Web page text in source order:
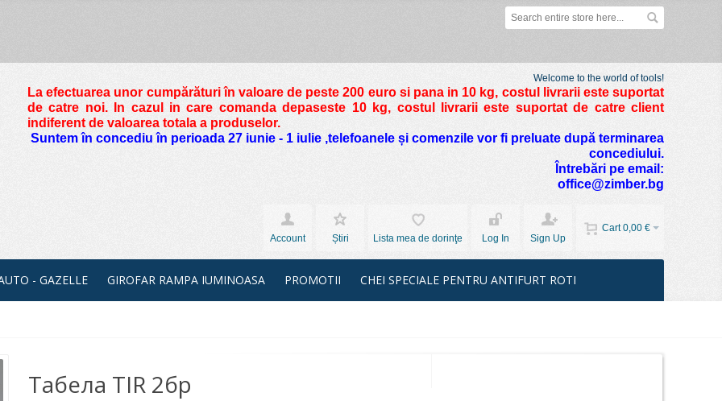
Welcome to the world of tools!
La efectuarea unor cumpărături în valoare de peste 200 euro si pana in 10 kg, costul livrarii este suportat
de catre noi. In cazul in care comanda depaseste 10 kg, costul livrarii este suportat de catre client
indiferent de valoarea totala a produselor.
Suntem în concediu în perioada 27 iunie - 1 iulie ,telefoanele și comenzile vor fi preluate după terminarea
concediului.
Întrebări pe email:
office@zimber.bg
Cart 0,00 €
Account
Știri Lista mea de dorinţe Log In Sign Up
- GAZELLE GIROFAR RAMPA IUMINOASA PROMOTII CHEI SPECIALE PENTRU ANTIFURT ROTI
Табела TIR 2бр